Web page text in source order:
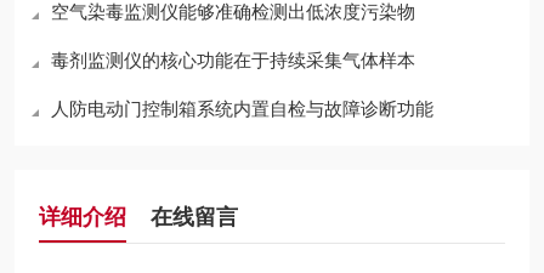
空气染毒监测仪能够准确检测出低浓度污染物
毒剂监测仪的核心功能在于持续采集气体样本
人防电动门控制箱系统内置自检与故障诊断功能
详细介绍 在线留言